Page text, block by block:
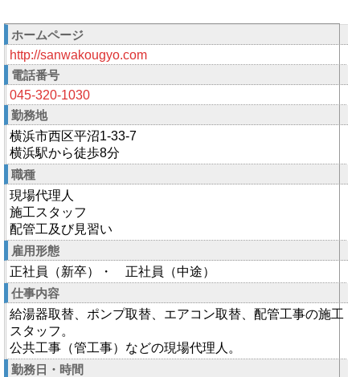
ホームページ
http://sanwakougyo.com
電話番号
045-320-1030
勤務地
横浜市西区平沼1-33-7
横浜駅から徒歩8分
職種
現場代理人
施工スタッフ
配管工及び見習い
雇用形態
正社員（新卒）・ 正社員（中途）
仕事内容
給湯器取替、ポンプ取替、エアコン取替、配管工事の施工
スタッフ。
公共工事（管工事）などの現場代理人。
勤務日・時間